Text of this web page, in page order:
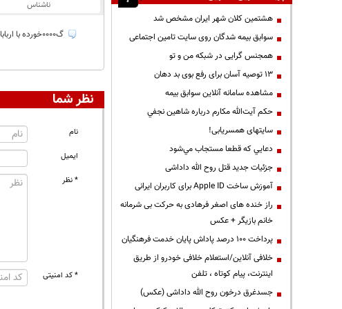
ناشناس
گ۰۰۰۰خورده با ارباباش
نظر شما
نام
ایمیل
* نظر
* کد امنیتی
هشتمین کلان شهر ایران مشخص شد
سوابق بیمه شدگان روی سایت تامین اجتماعی
همجنس گرایی در شبکه من و تو
13 توصیه آسان برای رفع بوی بد دهان
مشاهده سامانه آنلاين سوابق بیمه
حكم آيت‌الله مكارم درباره شاهين نجفي
سایتهای همسریابی!
دعايي كه قطعا مستجاب مي‌شود
جزئیات جدید قتل روح الله داداشی
آموزش ساخت Apple ID برای کاربران ایرانی
راز خنده های اصغر فرهادی به حرکت بی شرمانه
خانم بازیگر + عکس
پرداخت ۱۰۰ درصد پاداش پایان خدمت فرهنگیان
خلافی آنلاین/استعلام خلافی خودرو از طریق
اینترنت، پیام کوتاه ، تلفن
جسدغرق درخون روح الله داداشی (عکس)